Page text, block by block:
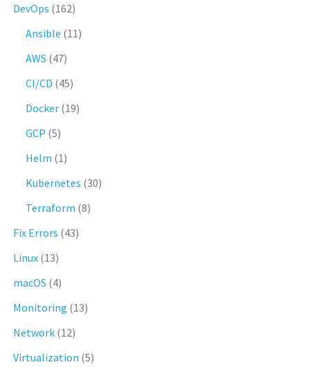
DevOps (162)
Ansible (11)
AWS (47)
CI/CD (45)
Docker (19)
GCP (5)
Helm (1)
Kubernetes (30)
Terraform (8)
Fix Errors (43)
Linux (13)
macOS (4)
Monitoring (13)
Network (12)
Virtualization (5)